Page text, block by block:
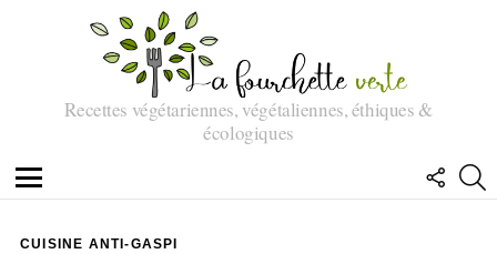
Recettes végétariennes, végétaliennes, éthiques &
écologiques
Menu
NOUS
CUISINE ANTI-GASPI